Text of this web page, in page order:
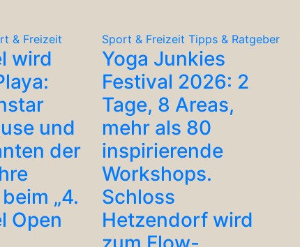
& Freizeit
wird
und
der
„4.
Open
Sport & Freizeit Tipps & Ratgeber
Yoga Junkies
Festival 2026: 2
Tage, 8 Areas,
mehr als 80
inspirierende
Workshops.
Schloss
Hetzendorf wird